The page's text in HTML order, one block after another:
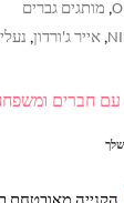
, מותגים גברים
, אייר ג'ורדון,
חברים